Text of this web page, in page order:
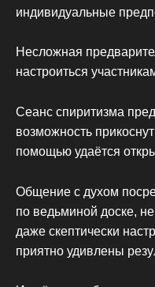
индивидуальные
Несложная
настроиться
Сеанс спиритизма
возможность
помощью удаётся
Общение с духом
по ведьминой доске, не
даже скептически
приятно удивлены